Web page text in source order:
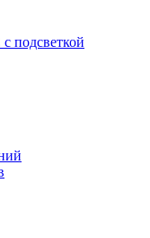
подсветкой